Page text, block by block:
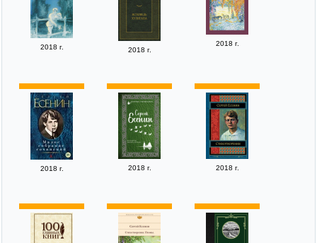
2018 г. 2018 г.
2018 г.
2018 г. 2018 г. 2018 г.